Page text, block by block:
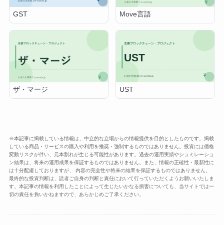
GST Move言語
ザ・マージ UST
※本記事に掲載している情報は、中立的な立場からの情報提供を目的としたものです。掲載
している商品・サービスの購入や利用を推奨・強制するものではありません。投資には価格
変動リスクが伴い、元本割れが生じる可能性があります。過去の運用実績やシュミレーショ
ン結果は、将来の運用成果を保証するものではありません。また、情報の正確性・最新性に
は十分配慮しておりますが、 内容の完全性や将来の結果を保証するものではありません。
最終的な投資判断は、読者ご自身の判断と責任において行っていただくようお願いいたしま
す。本記事の情報を利用したことによって生じたいかなる損害についても、当サイトでは一
切の責任を負いかねますので、あらかじめご了承ください。